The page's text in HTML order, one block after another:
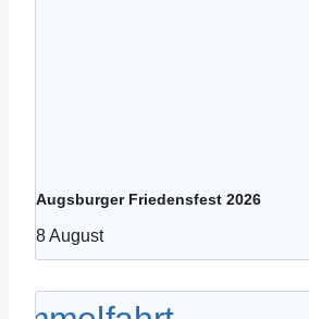
Augsburger Friedensfest 2026
8 August